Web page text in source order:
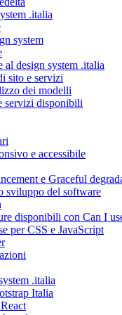
.italia
system
design system .italia
sito e servizi
dei modelli
servizi disponibili
e accessibile
e Graceful
sviluppo del software
disponibili con Can I
per CSS e JavaScript
.italia
Italia